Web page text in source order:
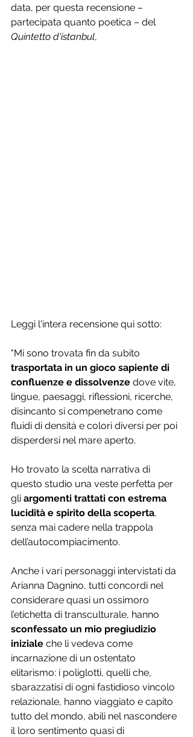
data, per questa recensione –
partecipata quanto poetica – del
Quintetto d'istanbul,
Leggi l'intera recensione qui sotto:
"Mi sono trovata fin da subito
trasportata in un gioco sapiente di
confluenze e dissolvenze dove vite,
lingue, paesaggi, riflessioni, ricerche,
disincanto si compenetrano come
fluidi di densità e colori diversi per poi
disperdersi nel mare aperto.
Ho trovato la scelta narrativa di
questo studio una veste perfetta per
gli argomenti trattati con estrema
lucidità e spirito della scoperta,
senza mai cadere nella trappola
dell’autocompiacimento.
Anche i vari personaggi intervistati da
Arianna Dagnino, tutti concordi nel
considerare quasi un ossimoro
l’etichetta di transculturale, hanno
sconfessato un mio pregiudizio
iniziale che li vedeva come
incarnazione di un ostentato
elitarismo: i poliglotti, quelli che,
sbarazzatisi di ogni fastidioso vincolo
relazionale, hanno viaggiato e capito
tutto del mondo, abili nel nascondere
il loro sentimento quasi di